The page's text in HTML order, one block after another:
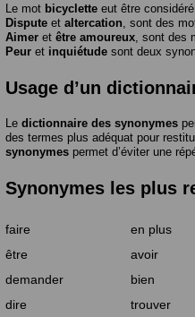
Le mot bicyclette eut être
Dispute et altercation , sont des
Aimer et être amoureux , sont des
Peur et inquiétude sont deux
Usage d’un
Le dictionnaire des synonymes
des termes plus adéquat pour
synonymes permet d’éviter une
Synonymes les plus
faire en plus
être
avoir
demander
bien
dire
trouver